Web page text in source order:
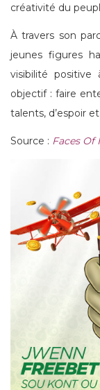
créativité du
À travers son
jeunes figures
visibilité positive
objectif : faire
talents, d’espoir
Source : Faces Of